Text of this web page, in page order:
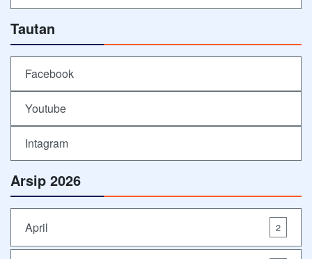
Tautan
Facebook
Youtube
Intagram
Arsip 2026
April 2